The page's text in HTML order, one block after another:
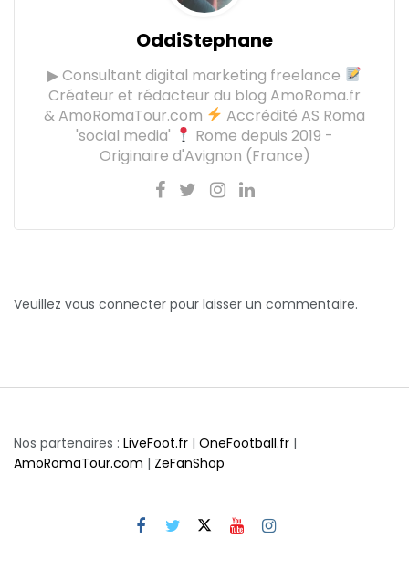
OddiStephane
▶ Consultant digital marketing freelance
Créateur et rédacteur du blog AmoRoma.fr
& AmoRomaTour.com
Accrédité AS Roma
'social media'
Rome depuis 2019 -
Originaire d'Avignon (France)
Veuillez vous connecter pour laisser un commentaire.
Nos partenaires : LiveFoot.fr | OneFootball.fr |
AmoRomaTour.com | ZeFanShop